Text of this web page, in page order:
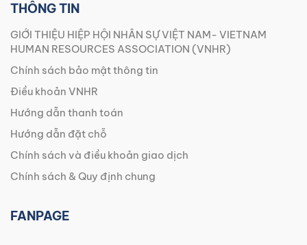
THÔNG TIN
GIỚI THIỆU HIỆP HỘI NHÂN SỰ VIỆT NAM- VIETNAM
HUMAN RESOURCES ASSOCIATION (VNHR)
Chính sách bảo mật thông tin
Điều khoản VNHR
Hướng dẫn thanh toán
Hướng dẫn đặt chỗ
Chính sách và điều khoản giao dịch
Chính sách & Quy định chung
FANPAGE